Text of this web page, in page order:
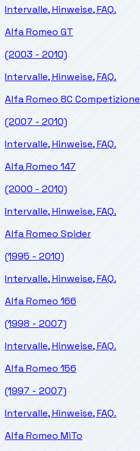
Intervalle, Hinweise, FAQ.
Alfa Romeo GT
(2003 - 2010)
Intervalle, Hinweise, FAQ.
Alfa Romeo 8C Competizione
(2007 - 2010)
Intervalle, Hinweise, FAQ.
Alfa Romeo 147
(2000 - 2010)
Intervalle, Hinweise, FAQ.
Alfa Romeo Spider
(1995 - 2010)
Intervalle, Hinweise, FAQ.
Alfa Romeo 166
(1998 - 2007)
Intervalle, Hinweise, FAQ.
Alfa Romeo 156
(1997 - 2007)
Intervalle, Hinweise, FAQ.
Alfa Romeo MiTo